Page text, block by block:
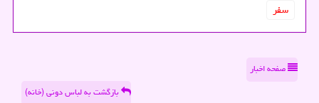
سفر
صفحه اخبار
بازگشت به لباس دونی (خانه)